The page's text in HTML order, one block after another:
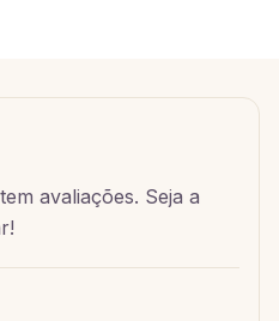
avaliações. Seja a